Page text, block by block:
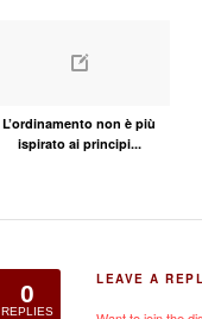
L’ordinamento non è più
ispirato ai principi...
0
REPLIES
LEAVE A